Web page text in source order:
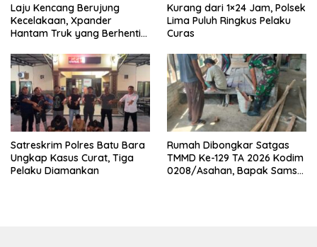
Laju Kencang Berujung
Kecelakaan, Xpander
Hantam Truk yang Berhenti
Kurang dari 1×24 Jam, Polsek
Lima Puluh Ringkus Pelaku
Curas
Satreskrim Polres Batu Bara
Ungkap Kasus Curat, Tiga
Pelaku Diamankan
Rumah Dibongkar Satgas
TMMD Ke-129 TA 2026 Kodim
0208/Asahan, Bapak Samsul